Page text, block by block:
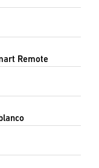
Remote